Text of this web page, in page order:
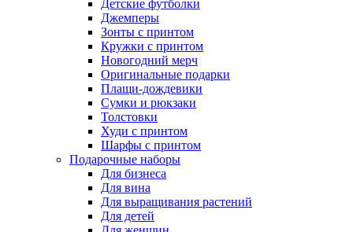
Детские футболки
Джемперы
Зонты с принтом
Кружки с принтом
Новогодний мерч
Оригинальные подарки
Плащи-дождевики
Сумки и рюкзаки
Толстовки
Худи с принтом
Шарфы с принтом
Подарочные наборы
Для бизнеса
Для вина
Для выращивания растений
Для детей